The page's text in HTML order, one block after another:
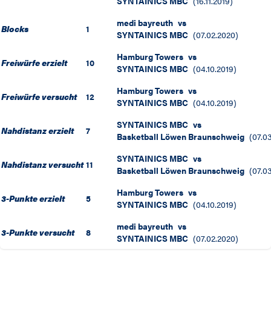
Blocks 1 medi bayreuth vs
SYNTAINICS MBC (07.02.2020)
Freiwürfe erzielt 10 Hamburg Towers vs
SYNTAINICS MBC (04.10.2019)
Freiwürfe versucht 12 Hamburg Towers vs
SYNTAINICS MBC (04.10.2019)
Nahdistanz erzielt 7 SYNTAINICS MBC vs
Basketball Löwen Braunschweig (
Nahdistanz versucht 11 SYNTAINICS MBC vs
Basketball Löwen Braunschweig (
3-Punkte erzielt 5 Hamburg Towers vs
SYNTAINICS MBC (04.10.2019)
3-Punkte versucht 8 medi bayreuth vs
SYNTAINICS MBC (07.02.2020)